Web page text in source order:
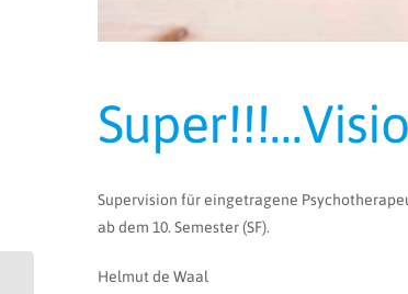
Supervision für eingetragene
ab dem 10. Semester (SF).
Helmut de Waal